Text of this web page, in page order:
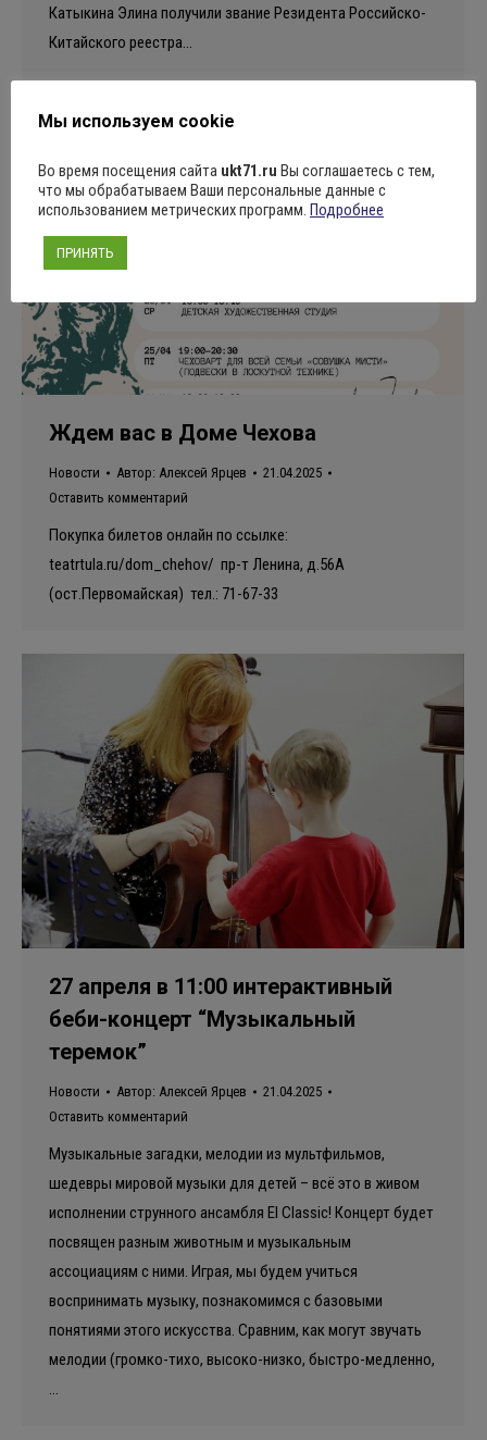
Катыкина Элина получили звание Резидента Российско-
Китайского реестра…
Ждем вас в Доме Чехова
Новости Автор: Алексей Ярцев
21.04.2025
Оставить комментарий
Покупка билетов онлайн по ссылке:
teatrtula.ru/dom_chehov/ пр-т Ленина, д.56А
(ост.Первомайская) тел.: 71-67-33
27 апреля в 11:00 интерактивный
беби-концерт “Музыкальный
теремок”
Новости Автор: Алексей Ярцев
21.04.2025
Оставить комментарий
Музыкальные загадки, мелодии из мультфильмов,
шедевры мировой музыки для детей – всё это в живом
исполнении струнного ансамбля El Classic! Концерт будет
посвящен разным животным и музыкальным
ассоциациям с ними. Играя, мы будем учиться
воспринимать музыку, познакомимся с базовыми
понятиями этого искусства. Сравним, как могут звучать
мелодии (громко-тихо, высоко-низко, быстро-медленно,
…
Мы используем cookie
Во время посещения сайта ukt71.ru Вы соглашаетесь с тем,
что мы обрабатываем Ваши персональные данные с
использованием метрических программ. Подробнее
ПРИНЯТЬ